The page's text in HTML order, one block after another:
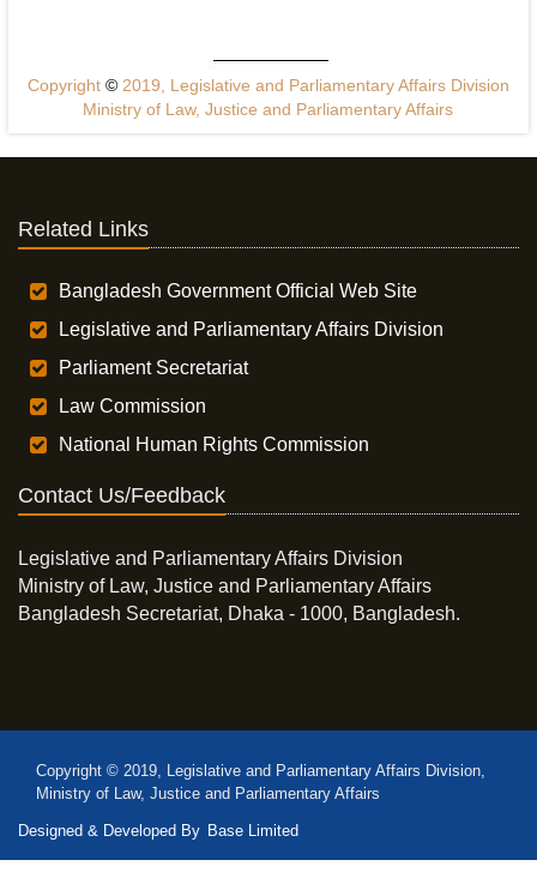
Copyright ©2019, Legislative and Parliamentary Affairs Division
Ministry of Law, Justice and Parliamentary Affairs
Related Links
Bangladesh Government Official Web Site
Legislative and Parliamentary Affairs Division
Parliament Secretariat
Law Commission
National Human Rights Commission
Contact Us/Feedback
Legislative and Parliamentary Affairs Division
Ministry of Law, Justice and Parliamentary Affairs
Bangladesh Secretariat, Dhaka - 1000, Bangladesh.
Copyright © 2019, Legislative and Parliamentary Affairs Division,
Ministry of Law, Justice and Parliamentary Affairs
Designed & Developed By Base Limited